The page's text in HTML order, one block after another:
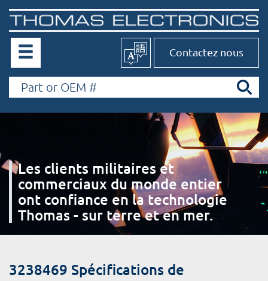
Contactez nous
Les clients militaires et
commerciaux du monde entier
ont confiance en la technologie
Thomas - sur terre et en mer.
3238469 Spécifications de